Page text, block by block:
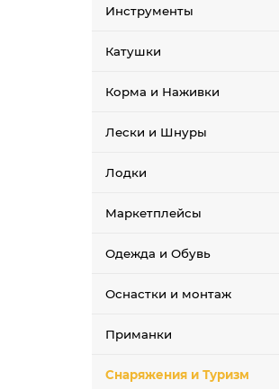
Инструменты
Катушки
Корма и Наживки
Лески и Шнуры
Лодки
Маркетплейсы
Одежда и Обувь
Оснастки и монтаж
Приманки
Снаряжения и Туризм